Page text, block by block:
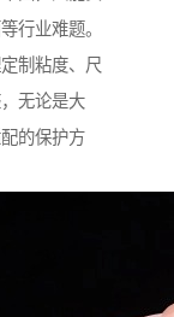
行业难题。
制粘度、尺
无论是大
的保护方